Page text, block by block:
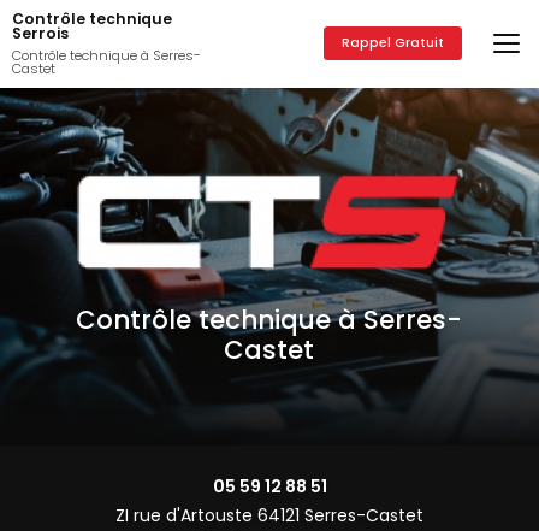
Aller
au
contenu
principal
Contrôle technique
Serrois
Contrôle technique à Serres-
Castet
Rappel Gratuit
Contrôle technique à Serres-
Castet
05 59 12 88 51
ZI rue d'Artouste 64121 Serres-Castet